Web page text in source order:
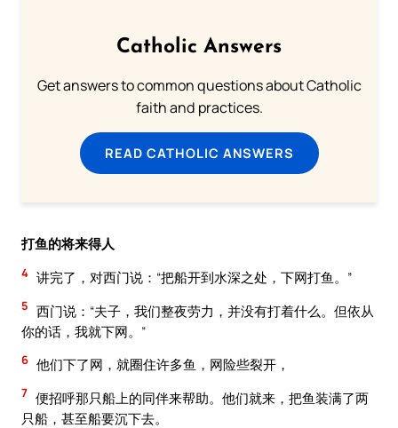
Catholic Answers
Get answers to common questions about Catholic
faith and practices.
READ CATHOLIC ANSWERS
打鱼的将来得人
4 讲完了，对西门说：“把船开到水深之处，下网打鱼。”
5 西门说：“夫子，我们整夜劳力，并没有打着什么。但依从
你的话，我就下网。”
6 他们下了网，就圈住许多鱼，网险些裂开，
7 便招呼那只船上的同伴来帮助。他们就来，把鱼装满了两
只船，甚至船要沉下去。